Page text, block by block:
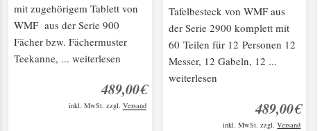
mit zugehörigem Tablett von
WMF aus der Serie 900
Fächer bzw. Fächermuster
Teekanne, ... weiterlesen
489,00€
inkl. MwSt. zzgl. Versand
Tafelbesteck von WMF aus
der Serie 2900 komplett mit
60 Teilen für 12 Personen 12
Messer, 12 Gabeln, 12 ...
weiterlesen
489,00€
inkl. MwSt. zzgl.Versand